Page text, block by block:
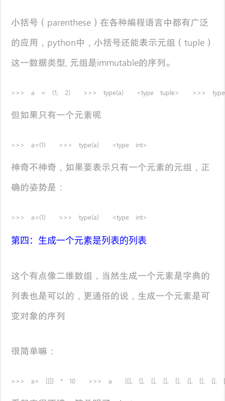
小括号（parenthese）在各种编程语言中都有广泛
的应用，python中，小括号还能表示元组（tuple）
这一数据类型, 元组是immutable的序列。
>>> a = (1, 2) >>> type(a) <type tuple> >>>
但如果只有一个元素呢
>>> a=(1) >>> type(a) <type int>
神奇不神奇，如果要表示只有一个元素的元组，正
确的姿势是：
>>> a=(1) >>> type(a) <type int>
第四：生成一个元素是列表的列表
这个有点像二维数组，当然生成一个元素是字典的
列表也是可以的，更通俗的说，生成一个元素是可
变对象的序列
很简单嘛：
>>> a= [[]] * 10 >>> a [[], [], [], [], [], [], [], [], [],